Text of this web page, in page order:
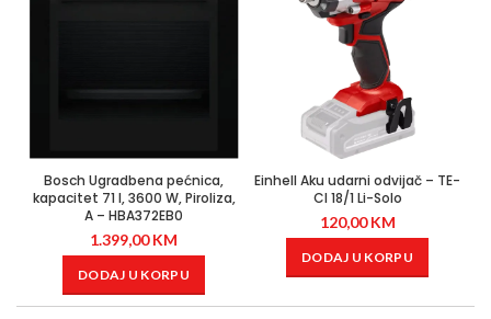
Bosch Ugradbena pećnica,
kapacitet 71 l, 3600 W, Piroliza,
A – HBA372EB0
1.399,00KM
DODAJ U KORPU
Einhell Aku udarni odvijač – TE-
CI 18/1 Li-Solo
120,00KM
DODAJ U KORPU